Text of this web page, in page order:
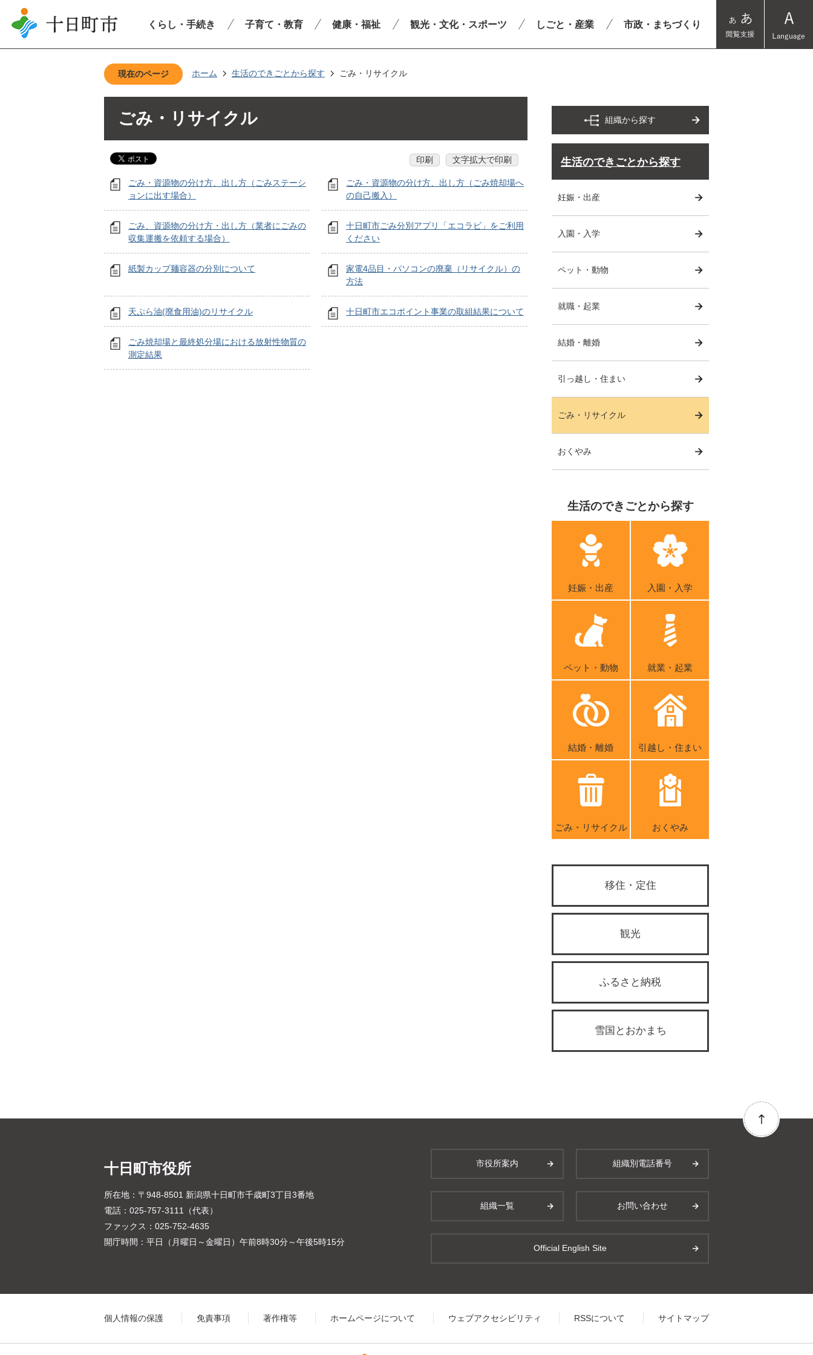
くらし・手続き 子育て・教育 健康・福祉 観光・文化・スポーツ しごと・産業 市政・まちづくり
現在のページ ホーム 生活のできごとから探す ごみ・リサイクル
ごみ・リサイクル
印刷 文字拡大で印刷
ごみ・資源物の分け方、出し方（ごみステーシ
ョンに出す場合）
ごみ・資源物の分け方、出し方（ごみ焼却場へ
の自己搬入）
ごみ、資源物の分け方・出し方（業者にごみの
収集運搬を依頼する場合）
十日町市ごみ分別アプリ「エコラビ」をご利用
ください
紙製カップ麺容器の分別について
家電4品目・パソコンの廃棄（リサイクル）の
方法
天ぷら油(廃食用油)のリサイクル 十日町市エコポイント事業の取組結果について
ごみ焼却場と最終処分場における放射性物質の
測定結果
組織から探す
生活のできごとから探す
妊娠・出産
入園・入学
ペット・動物
就職・起業
結婚・離婚
引っ越し・住まい
ごみ・リサイクル
おくやみ
生活のできごとから探す
妊娠・出産 入園・入学
ペット・動物 就業・起業
結婚・離婚 引越し・住まい
ごみ・リサイクル おくやみ
移住・定住
観光
ふるさと納税
雪国とおかまち
十日町市役所
所在地：〒948-8501 新潟県十日町市千歳町3丁目3番地
電話：025-757-3111（代表）
ファックス：025-752-4635
開庁時間：平日（月曜日～金曜日）午前8時30分～午後5時15分
市役所案内 組織別電話番号
組織一覧 お問い合わせ
Official English Site
個人情報の保護 免責事項 著作権等 ホームページについて ウェブアクセシビリティ RSSについて サイトマップ